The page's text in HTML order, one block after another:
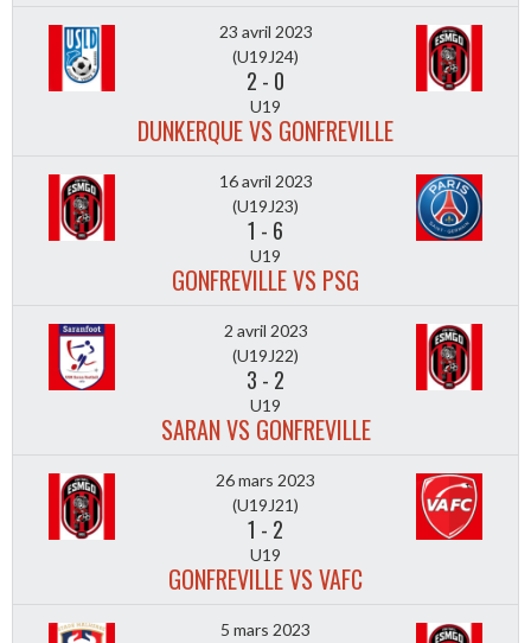
23 avril 2023
(U19J24)
2 - 0
U19
DUNKERQUE VS GONFREVILLE
16 avril 2023
(U19J23)
1 - 6
U19
GONFREVILLE VS PSG
2 avril 2023
(U19J22)
3 - 2
U19
SARAN VS GONFREVILLE
26 mars 2023
(U19J21)
1 - 2
U19
GONFREVILLE VS VAFC
5 mars 2023